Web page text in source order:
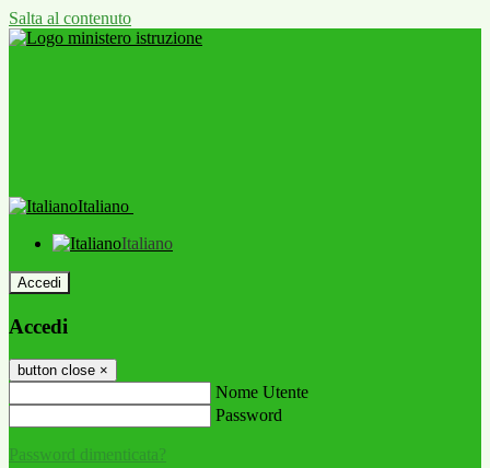
Salta al contenuto
Italiano
Italiano
Accedi
Accedi
button close ×
Nome Utente
Password
Password dimenticata?